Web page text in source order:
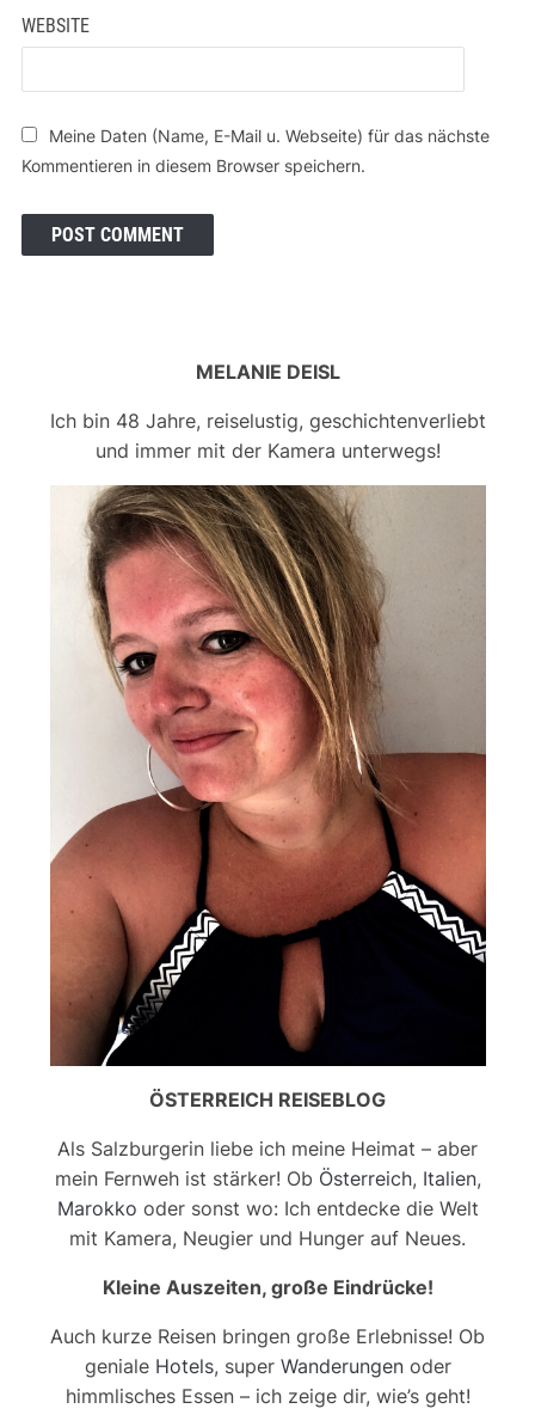
WEBSITE
Meine Daten (Name, E-Mail u. Webseite) für das nächste
Kommentieren in diesem Browser speichern.
MELANIE DEISL
Ich bin 48 Jahre, reiselustig, geschichtenverliebt
und immer mit der Kamera unterwegs!
ÖSTERREICH REISEBLOG
Als Salzburgerin liebe ich meine Heimat – aber
mein Fernweh ist stärker! Ob Österreich, Italien,
Marokko oder sonst wo: Ich entdecke die Welt
mit Kamera, Neugier und Hunger auf Neues.
Kleine Auszeiten, große Eindrücke!
Auch kurze Reisen bringen große Erlebnisse! Ob
geniale Hotels, super Wanderungenoder
himmlisches Essen – ich zeige dir, wie’s geht!